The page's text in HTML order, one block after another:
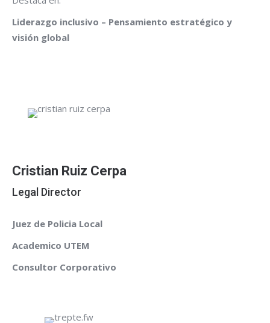
Liderazgo inclusivo – Pensamiento estratégico y
visión global
Cristian Ruiz Cerpa
Legal Director
Juez de Policia Local
Academico UTEM
Consultor Corporativo